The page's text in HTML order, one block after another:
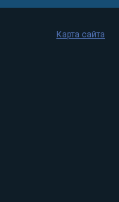
Карта сайта